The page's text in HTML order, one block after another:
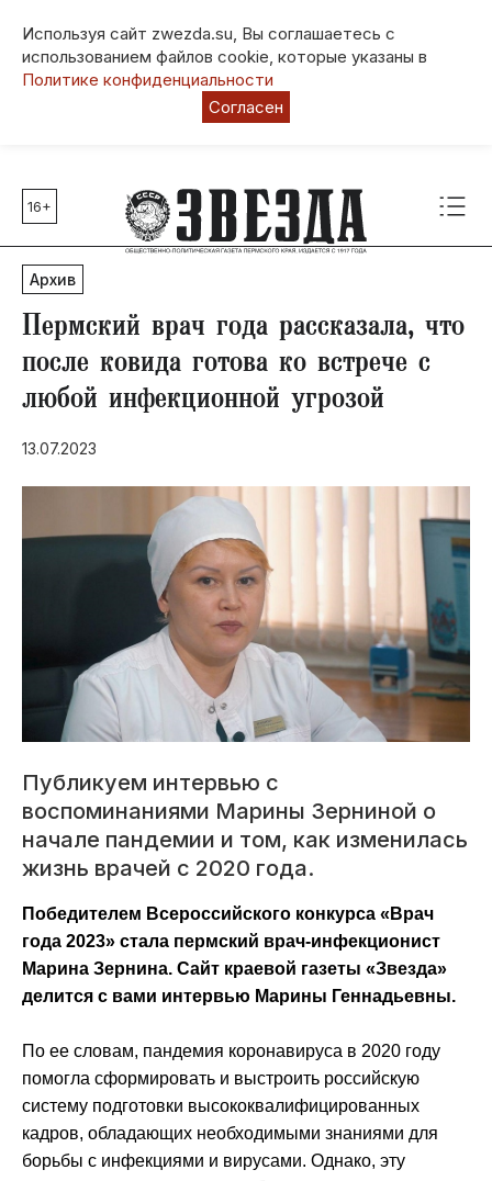
Используя сайт zwezda.su, Вы соглашаетесь с
использованием файлов cookie, которые указаны в
Политике конфиденциальности
Согласен
Главные темы
80 лет Победы
Молодежная столица РФ
СВО
Социальная поддержка
Инфраструктура
Благоустройство
16+
Архив
Пермский врач года рассказала, что
после ковида готова ко встрече с
любой инфекционной угрозой
13.07.2023
Публикуем интервью с
воспоминаниями Марины Зерниной о
начале пандемии и том, как изменилась
жизнь врачей с 2020 года.
Победителем Всероссийского конкурса «Врач
года 2023» стала пермский врач-инфекционист
Марина Зернина. Сайт краевой газеты «Звезда»
делится с вами интервью Марины Геннадьевны.
По ее словам, пандемия коронавируса в 2020 году
помогла сформировать и выстроить российскую
систему подготовки высококвалифицированных
кадров, обладающих необходимыми знаниями для
борьбы с инфекциями и вирусами. Однако, эту